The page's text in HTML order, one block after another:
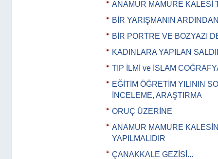
ANAMUR MAMURE KALESİ
BİR YARIŞMANIN
BİR PORTRE VE BOZYAZI
KADINLARA YAPILAN
TIP İLMİ ve İSLAM
EĞİTİM ÖĞRETİM YILININ
İNCELEME, ARAŞTIRMA
ORUÇ ÜZERİNE
ANAMUR MAMURE
YAPILMALIDIR
ÇANAKKALE GEZİSİ...